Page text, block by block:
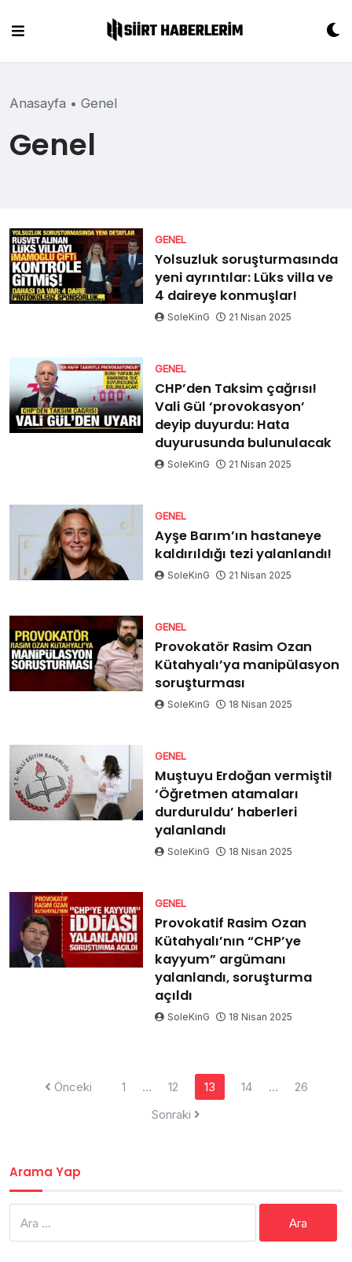
content
Anasayfa • Genel
Genel
GENEL
Yolsuzluk soruşturmasında
yeni ayrıntılar: Lüks villa ve
4 daireye konmuşlar!
SoleKinG 21 Nisan 2025
GENEL
CHP’den Taksim çağrısı!
Vali Gül ‘provokasyon’
deyip duyurdu: Hata
duyurusunda bulunulacak
SoleKinG 21 Nisan 2025
GENEL
Ayşe Barım’ın hastaneye
kaldırıldığı tezi yalanlandı!
SoleKinG 21 Nisan 2025
GENEL
Provokatör Rasim Ozan
Kütahyalı’ya manipülasyon
soruşturması
SoleKinG 18 Nisan 2025
GENEL
Muştuyu Erdoğan vermişti!
‘Öğretmen atamaları
durduruldu’ haberleri
yalanlandı
SoleKinG 18 Nisan 2025
GENEL
Provokatif Rasim Ozan
Kütahyalı’nın “CHP’ye
kayyum” argümanı
yalanlandı, soruşturma
açıldı
SoleKinG 18 Nisan 2025
Önceki 1 … 12 13 14 …
26
Sonraki
Arama Yap